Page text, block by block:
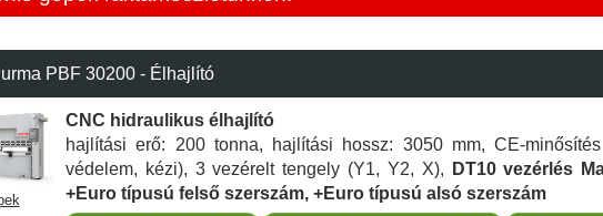
PBF 30200 - Élhajlító
CNC hidraulikus élhajlító
hajlítási erő: 200 tonna, hajlítási hossz: 3050 mm, CE-
védelem, kézi), 3 vezérelt tengely (Y1, Y2, X),
DT10 vezérlés
+Euro típusú felső szerszám, +Euro típusú alsó szerszám